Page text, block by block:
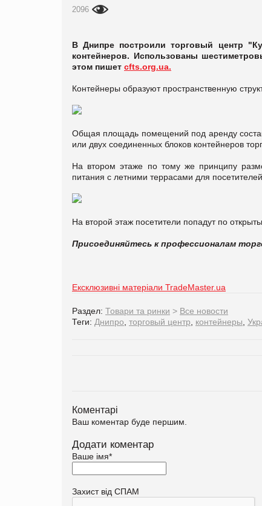
2096
В Днипре построили торговый центр
контейнеров. Использованы
этом пишет cfts.org.ua.
Контейнеры образуют пространственную
Общая площадь помещений под аренду
или двух соединенных блоков контейнеров
На втором этаже по тому же принципу
питания с летними террасами для посетителей.
На второй этаж посетители попадут по
Присоединяйтесь к профессионалам
Ексклюзивні матеріали TradeMaster.ua
Раздел: Товари та ринки > Все новости
Теги: Днипро торговый центр контейнеры
Коментарі
Ваш коментар буде першим.
Додати коментар
Ваше імя*
Захист від СПАМ